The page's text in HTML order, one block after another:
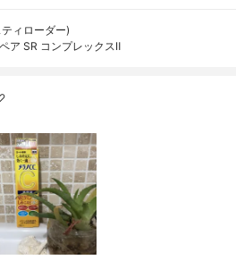
ィローダー)
ア SR コンプレックスⅡ